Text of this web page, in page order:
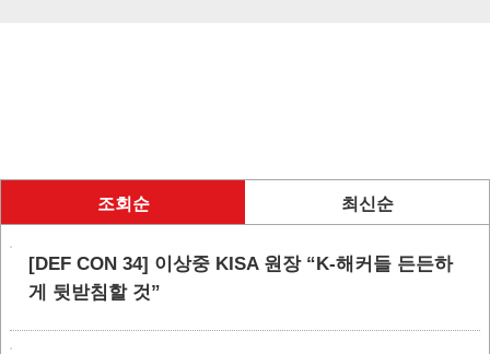
조회순 최신순
[DEF CON 34] 이상중 KISA 원장 “K-해커들 든든하
게 뒷받침할 것”